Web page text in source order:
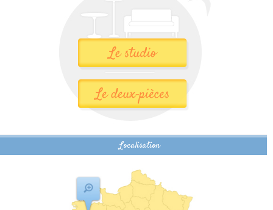
Localisation